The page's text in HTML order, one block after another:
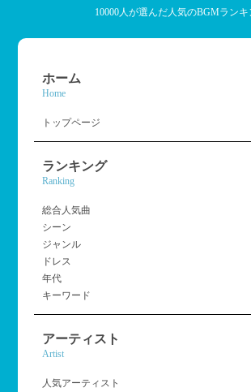
10000人が選んだ人気のBGMランキ
ホーム
Home
トップページ
ランキング
Ranking
総合人気曲
シーン
ジャンル
ドレス
年代
キーワード
アーティスト
Artist
人気アーティスト